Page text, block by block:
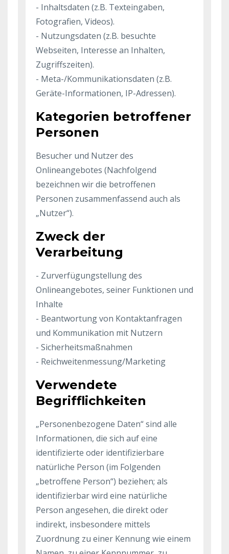
- Inhaltsdaten (z.B. Texteingaben,
Fotografien, Videos).
- Nutzungsdaten (z.B. besuchte
Webseiten, Interesse an Inhalten,
Zugriffszeiten).
- Meta-/Kommunikationsdaten (z.B.
Geräte-Informationen, IP-Adressen).
Kategorien betroffener
Personen
Besucher und Nutzer des
Onlineangebotes (Nachfolgend
bezeichnen wir die betroffenen
Personen zusammenfassend auch als
„Nutzer“).
Zweck der
Verarbeitung
- Zurverfügungstellung des
Onlineangebotes, seiner Funktionen und
Inhalte
- Beantwortung von Kontaktanfragen
und Kommunikation mit Nutzern
- Sicherheitsmaßnahmen
- Reichweitenmessung/Marketing
Verwendete
Begrifflichkeiten
„Personenbezogene Daten“ sind alle
Informationen, die sich auf eine
identifizierte oder identifizierbare
natürliche Person (im Folgenden
„betroffene Person“) beziehen; als
identifizierbar wird eine natürliche
Person angesehen, die direkt oder
indirekt, insbesondere mittels
Zuordnung zu einer Kennung wie einem